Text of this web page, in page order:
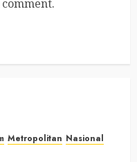
Metropolitan Nasional